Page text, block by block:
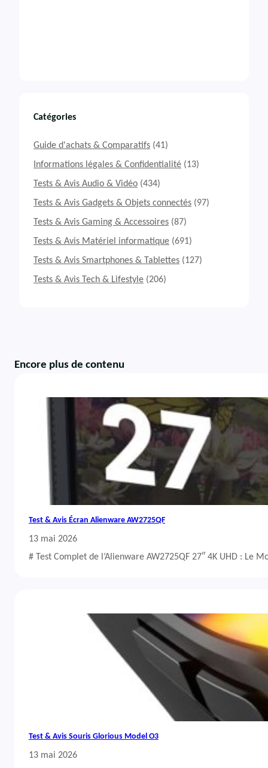
Catégories
Guide d'achats & Comparatifs (41)
Informations légales & Confidentialité (13)
Tests & Avis Audio & Vidéo (434)
Tests & Avis Gadgets & Objets connectés (97)
Tests & Avis Gaming & Accessoires (87)
Tests & Avis Matériel informatique (691)
Tests & Avis Smartphones & Tablettes (127)
Tests & Avis Tech & Lifestyle (206)
Encore plus de contenu
Test & Avis Écran Alienware AW2725QF
13 mai 2026
# Test Complet de l’Alienware AW2725QF 27″ 4K UHD : Le
Test & Avis Souris Glorious Model O3
13 mai 2026